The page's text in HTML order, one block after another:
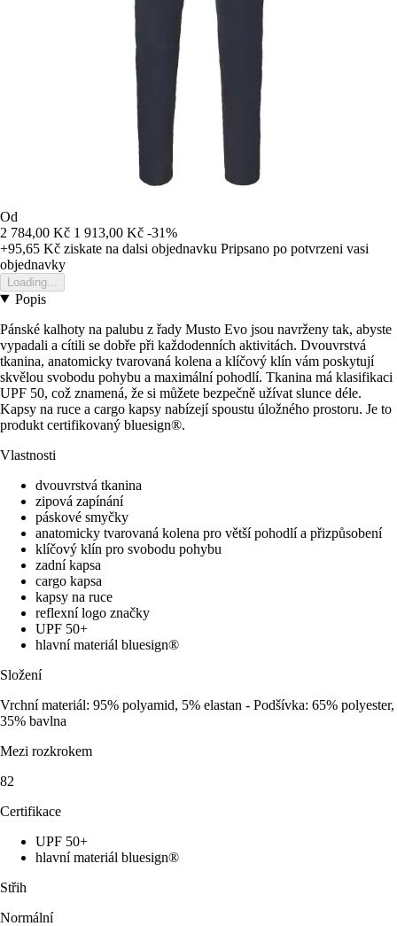
Od
2 784,00 Kč 1 913,00 Kč -31%
+95,65 Kč ziskate na dalsi objednavku Pripsano po potvrzeni vasi
objednavky
Loading...
Popis
Pánské kalhoty na palubu z řady Musto Evo jsou navrženy tak, abyste
vypadali a cítili se dobře při každodenních aktivitách. Dvouvrstvá
tkanina, anatomicky tvarovaná kolena a klíčový klín vám poskytují
skvělou svobodu pohybu a maximální pohodlí. Tkanina má klasifikaci
UPF 50, což znamená, že si můžete bezpečně užívat slunce déle.
Kapsy na ruce a cargo kapsy nabízejí spoustu úložného prostoru. Je to
produkt certifikovaný bluesign®.
Vlastnosti
dvouvrstvá tkanina
zipová zapínání
páskové smyčky
anatomicky tvarovaná kolena pro větší pohodlí a přizpůsobení
klíčový klín pro svobodu pohybu
zadní kapsa
cargo kapsa
kapsy na ruce
reflexní logo značky
UPF 50+
hlavní materiál bluesign®
Složení
Vrchní materiál: 95% polyamid, 5% elastan - Podšívka: 65% polyester,
35% bavlna
Mezi rozkrokem
82
Certifikace
UPF 50+
hlavní materiál bluesign®
Střih
Normální